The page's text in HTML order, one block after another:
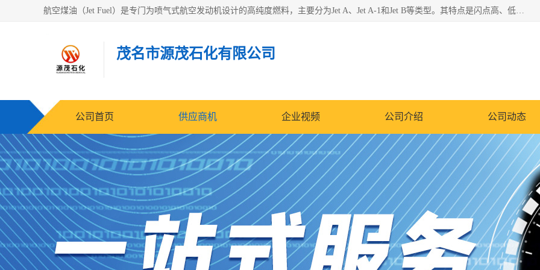
航空煤油（Jet Fuel）是专门为喷气式航空发动机设计的高纯度燃料，主要分为Jet A、Jet A-1和Jet B等类型。其特点是闪点高、低温流动性好，并添加了抗静电剂和抗氧化剂以确保飞行安全。航空煤油需
茂名市源茂石化有限公司
公司首页 供应商机 企业视频 公司介绍 公司动态